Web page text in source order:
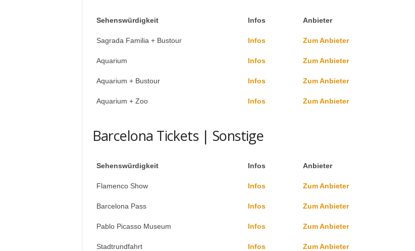
Sehenswürdigkeit Infos Anbieter
Sagrada Familia + Bustour Infos Zum Anbieter
Aquarium Infos Zum Anbieter
Aquarium + Bustour Infos Zum Anbieter
Aquarium + Zoo Infos Zum Anbieter
Barcelona Tickets | Sonstige
Sehenswürdigkeit Infos Anbieter
Flamenco Show Infos Zum Anbieter
Barcelona Pass Infos Zum Anbieter
Pablo Picasso Museum Infos Zum Anbieter
Stadtrundfahrt Infos Zum Anbieter